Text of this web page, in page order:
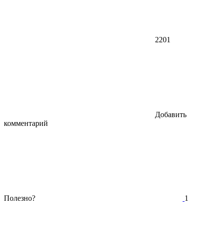
2201
Добавить
комментарий
Полезно? 1